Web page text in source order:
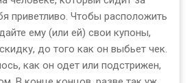
приветливо. Чтобы расположить
ему (или ей) свои купоны,
до того как он выбьет чек.
как он одет или подстрижен,